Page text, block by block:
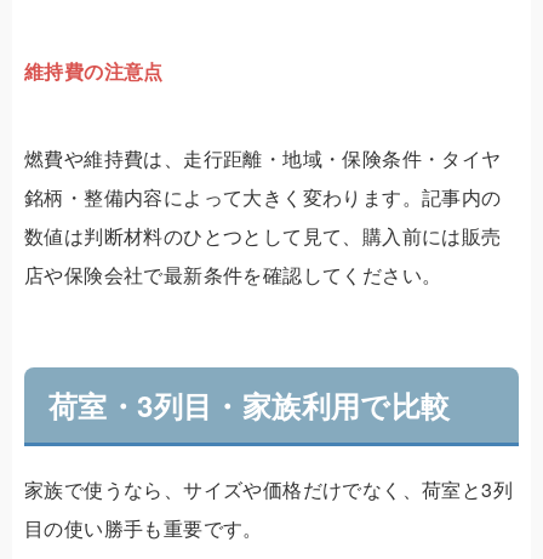
維持費の注意点
燃費や維持費は、走行距離・地域・保険条件・タイヤ
銘柄・整備内容によって大きく変わります。記事内の
数値は判断材料のひとつとして見て、購入前には販売
店や保険会社で最新条件を確認してください。
荷室・3列目・家族利用で比較
家族で使うなら、サイズや価格だけでなく、荷室と3列
目の使い勝手も重要です。